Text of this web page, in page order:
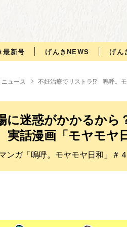
最新号 げんきNEWS げん
ュース 不妊治療でリストラ⁉ 嗚呼。
に迷惑がかかるから
話漫画「モヤモヤ日
ンガ「嗚呼。モヤモヤ日和」＃４